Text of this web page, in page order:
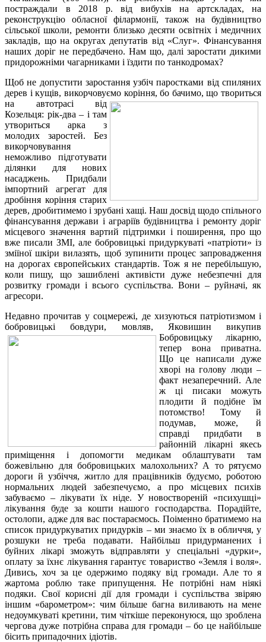
постраждали в 2018 р. від вибухів на артскладах, на
реконструкцію обласної філармонії, також на будівництво
сільської школи, ремонти близько десяти освітніх і медичних
закладів, що на округах депутатів від «Слуг». Фінансування
наших доріг не передбачено. Нам що, далі заростати дикими
придорожніми чагарниками і їздити по танкодромах?
Щоб не допустити заростання узбіч паростками від спиляних
дерев і кущів, викорчовуємо коріння, бо бачимо,що твориться
на автотрасі від
Козельця: рік-два – і там
утвориться арка з
молодих заростей. Без
викорчовування
неможливо підготувати
ділянки для нових
насаджень. Придбали
імпортний агрегат для
дробіння коріння старих
дерев, дробитимемо і зрубані хащі. Наш досвід щодо спільного
фінансування держави і аграріїв будівництва і ремонту доріг
місцевого значення вартий підтримки і поширення, про що
вже писали ЗМІ, але бобровицькі придуркуваті «патріоти» із
зміїної шкіри вилазять, щоб зупинити процес запровадження
на дорогах європейських стандартів. Тож я не перебільшую,
коли пишу, що зашиблені активісти дуже небезпечні для
розвитку громади і всього суспільства. Вони – руйначі, як
агресори.
Недавно прочитав у соцмережі, де хизуються патріотизмом і
бобровицькі бовдури, мовляв, Яковишин викупив
Бобровицьку лікарню,
тепер вона приватна.
Що це написали дуже
хворі на голову люди –
факт незаперечний. Але
ж ці писаки можуть
плодити й подібне їм
потомство! Тому й
подумав, може, й
справді придбати в
районній лікарні якесь
приміщення і допомогти медикам облаштувати там
божевільню для бобровицьких малохольних? А то рятуємо
дороги й узбіччя, житло для працівників будуємо, роботою
нормальних людей забезпечуємо, а про місцевих психів
забуваємо – лікувати їх ніде. У новоствореній «психушці»
лікування буде за кошти нашого господарства. Порадійте,
остолопи, адже для вас постараємось. Поіменно братимемо на
список придуркуватих придурків – ми знаємо їх в обличчя, у
розшуки не треба подавати. Найбільш придурманених і
буйних лікарі зможуть відправляти у спеціальні «дурки»,
оплату за їхнє лікування гарантує товариство «Земля і воля».
Дивись, хоч за це одержимо подяку від громади. Але то я
жартома роблю таке припущення. Не потрібні нам ніякі
подяки. Свої корисні дії для громади і суспільства звіряю
іншим «барометром»: чим більше багна виливають на мене
недоумкуваті кретини, тим чіткіше переконуюся, що зроблена
чергова дуже потрібна справа для громади – бо це найбільше
бісить припадочних ідіотів.